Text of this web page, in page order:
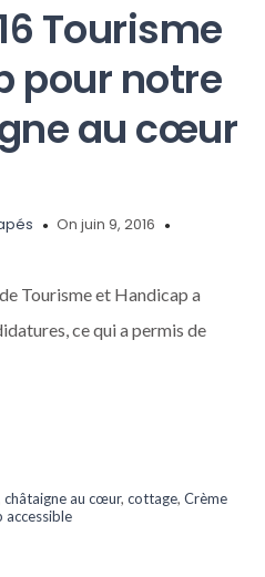
Tourisme
pour notre
au cœur
On juin 9, 2016
Tourisme et Handicap a
ce qui a permis de
châtaigne au cœur,cottage,Crème
accessible